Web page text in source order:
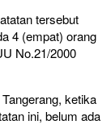
tersebut
4 (empat) orang
No.21/2000
ketika
ini, belum ada